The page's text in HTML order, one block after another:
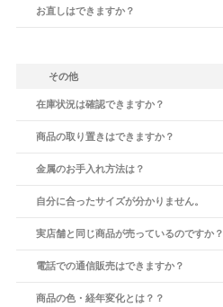
お直しはできますか？
その他
在庫状況は確認できますか？
商品の取り置きはできますか？
金属のお手入れ方法は？
自分に合ったサイズが分かりません。
実店舗と同じ商品が売っているのですか？
電話での通信販売はできますか？
商品の色・経年変化とは？？